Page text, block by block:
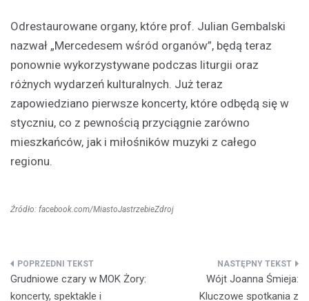
Odrestaurowane organy, które prof. Julian Gembalski
nazwał „Mercedesem wśród organów”, będą teraz
ponownie wykorzystywane podczas liturgii oraz
różnych wydarzeń kulturalnych. Już teraz
zapowiedziano pierwsze koncerty, które odbędą się w
styczniu, co z pewnością przyciągnie zarówno
mieszkańców, jak i miłośników muzyki z całego
regionu.
Źródło: facebook.com/MiastoJastrzebieZdroj
Nawigacja
wpisu
Grudniowe czary w MOK Żory:
koncerty, spektakle i
Wójt Joanna Śmieja:
Kluczowe spotkania z